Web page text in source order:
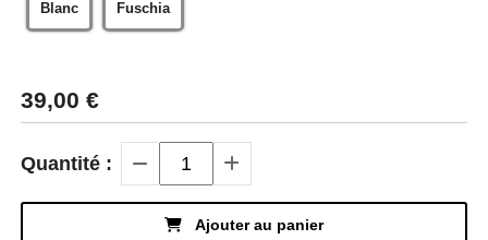
Blanc Fuschia
39,00 €
Quantité :
Ajouter au panier